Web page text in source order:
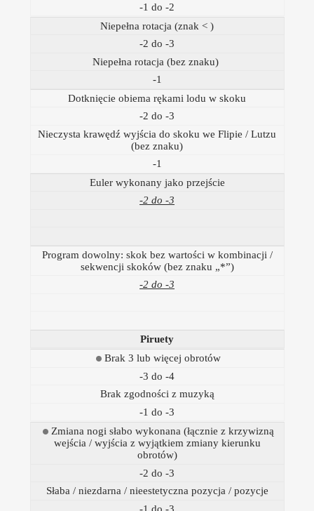
-1 do -2
Niepełna rotacja (znak < )
-2 do -3
Niepełna rotacja (bez znaku)
-1
Dotknięcie obiema rękami lodu w skoku
-2 do -3
Nieczysta krawędź wyjścia do skoku we Flipie / Lutzu
(bez znaku)
-1
Euler wykonany jako przejście
-2 do -3
Program dowolny: skok bez wartości w kombinacji /
sekwencji skoków (bez znaku „*”)
-2 do -3
Piruety
Brak 3 lub więcej obrotów
-3 do -4
Brak zgodności z muzyką
-1 do -3
Zmiana nogi słabo wykonana (łącznie z krzywizną
wejścia / wyjścia z wyjątkiem zmiany kierunku
obrotów)
-2 do -3
Słaba / niezdarna / nieestetyczna pozycja / pozycje
-1 do -3